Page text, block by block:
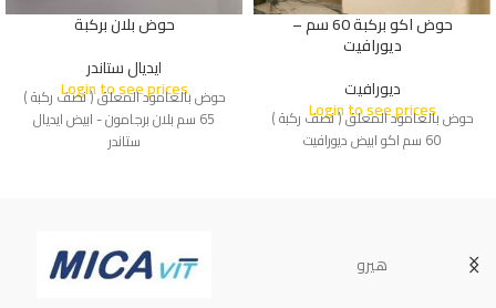
حوض اكو بركبة 60 سم –
ديورافيت
ديورافيت
Login to see prices
حوض بالعامود المعلق ( نصف ركبة )
60 سم اكو ابيض ديورافيت
حوض بلان بركبة
ايديال ستاندر
Login to see prices
حوض بالعامود المعلق ( نصف ركبة )
65 سم بلان برجامون - ابيض ايديال
ستاندر
هيرو